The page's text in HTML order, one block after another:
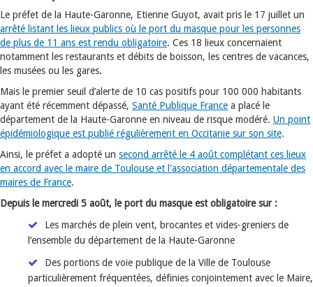
Le préfet de la Haute-Garonne, Etienne Guyot, avait pris le 17 juillet un
arrêté listant les lieux publics où le port du masque pour les personnes
de plus de 11 ans est rendu obligatoire. Ces 18 lieux concernaient
notamment les restaurants et débits de boisson, les centres de vacances,
les musées ou les gares.
Mais le premier seuil d’alerte de 10 cas positifs pour 100 000 habitants
ayant été récemment dépassé, Santé Publique France a placé le
département de la Haute-Garonne en niveau de risque modéré. Un point
épidémiologique est publié régulièrement en Occitanie sur son site.
Ainsi, le préfet a adopté un second arrêté le 4 août complétant ces lieux
en accord avec le maire de Toulouse et l'association départementale des
maires de France.
Depuis le mercredi 5 août, le port du masque est obligatoire sur :
Les marchés de plein vent, brocantes et vides-greniers de
l’ensemble du département de la Haute-Garonne
Des portions de voie publique de la Ville de Toulouse
particulièrement fréquentées, définies conjointement avec le Maire,